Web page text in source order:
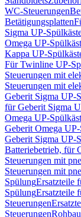
WC-Steuerungen
Betätigungsplatten
Sigma UP-
Omega UP-
Kappa UP-
Für Twinline UP-
Steuerungen mit
Steuerungen mit
Geberit Sigma UP-
für Geberit Sigma
Omega UP-
Geberit Omega
Geberit Sigma UP-
Batteriebetrieb, für
Steuerungen mit
Steuerungen mit
SpülungErsatzteile
SpülungErsatzteile
Steuerungen
Steuerungen